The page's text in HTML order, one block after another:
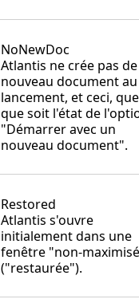
NoNewDoc
Atlantis ne crée pas de
nouveau document au
lancement, et ceci,
que soit l'état de
"Démarrer avec un
nouveau document".
Restored
Atlantis s'ouvre
initialement dans une
fenêtre "non-
("restaurée").